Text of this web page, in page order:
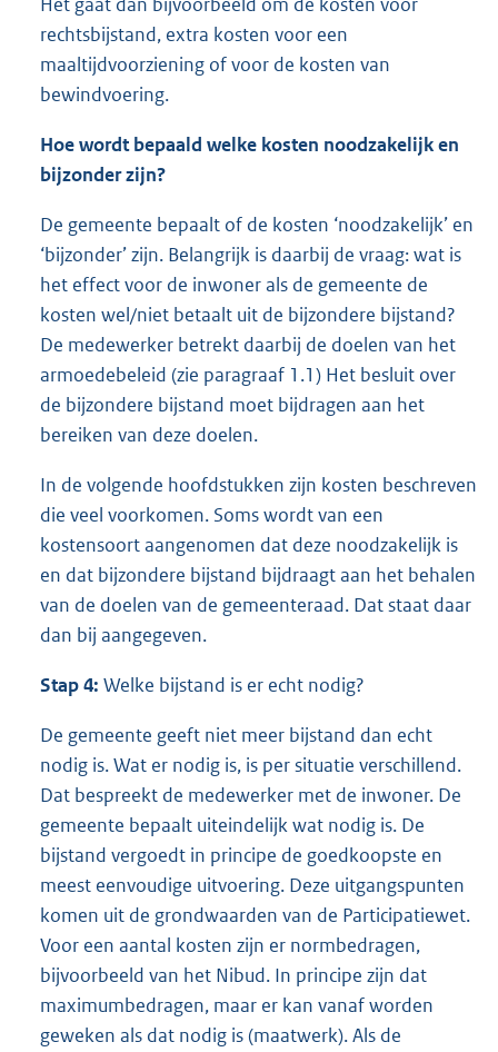
Het gaat dan bijvoorbeeld om de kosten voor
rechtsbijstand, extra kosten voor een
maaltijdvoorziening of voor de kosten van
bewindvoering.
Hoe wordt bepaald welke kosten noodzakelijk en
bijzonder zijn?
De gemeente bepaalt of de kosten ‘noodzakelijk’ en
‘bijzonder’ zijn. Belangrijk is daarbij de vraag: wat is
het effect voor de inwoner als de gemeente de
kosten wel/niet betaalt uit de bijzondere bijstand?
De medewerker betrekt daarbij de doelen van het
armoedebeleid (zie paragraaf 1.1) Het besluit over
de bijzondere bijstand moet bijdragen aan het
bereiken van deze doelen.
In de volgende hoofdstukken zijn kosten beschreven
die veel voorkomen. Soms wordt van een
kostensoort aangenomen dat deze noodzakelijk is
en dat bijzondere bijstand bijdraagt aan het behalen
van de doelen van de gemeenteraad. Dat staat daar
dan bij aangegeven.
Stap 4: Welke bijstand is er echt nodig?
De gemeente geeft niet meer bijstand dan echt
nodig is. Wat er nodig is, is per situatie verschillend.
Dat bespreekt de medewerker met de inwoner. De
gemeente bepaalt uiteindelijk wat nodig is. De
bijstand vergoedt in principe de goedkoopste en
meest eenvoudige uitvoering. Deze uitgangspunten
komen uit de grondwaarden van de Participatiewet.
Voor een aantal kosten zijn er normbedragen,
bijvoorbeeld van het Nibud. In principe zijn dat
maximumbedragen, maar er kan vanaf worden
geweken als dat nodig is (maatwerk). Als de